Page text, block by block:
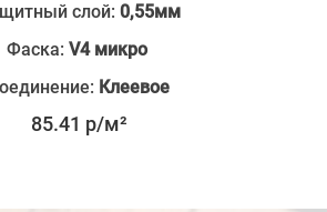
слой: 0,55мм
Фаска: V4 микро
Клеевое
85.41 р/м²